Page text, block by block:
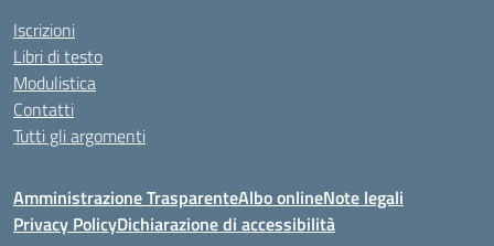
Iscrizioni
Libri di testo
Modulistica
Contatti
Tutti gli argomenti
Amministrazione TrasparenteAlbo onlineNote legali
Privacy PolicyDichiarazione di accessibilità